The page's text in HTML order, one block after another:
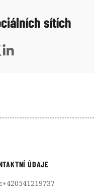
sítích
ÚDAJE
+420541219737